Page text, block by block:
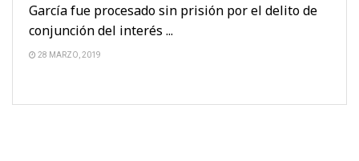
García fue procesado sin prisión por el delito de
conjunción del interés ...
28 MARZO, 2019